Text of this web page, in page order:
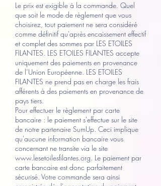
Le prix est exigible à la commande. Quel
que soit le mode de règlement que vous
choisirez, tout paiement ne sera considéré
comme définitif qu'après encaissement effectif
et complet des sommes par LES ETOILES
FILANTES. LES ETOILES FILANTES accepte
uniquement des paiements en provenance
de l’Union Européenne. LES ETOILES
FILANTES ne prend pas en charge les frais
afférents à des paiements en provenance de
pays tiers.
Pour effectuer le règlement par carte
bancaire : le paiement s'effectue sur le site
de notre partenaire SumUp. Ceci implique
qu'aucune information bancaire vous
concernant ne transite via le site
www.lesetoilesfilantes.org. Le paiement par
carte bancaire est donc parfaitement
sécurisé. Votre commande sera ainsi